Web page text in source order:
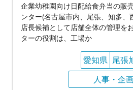
企業幼稚園向け日配給食弁当の販
ンター(名古屋市内、尾張、知多
店長候補として店舗全体の管理を
ターの役割は、工場か
愛知県 尾張
人事・企